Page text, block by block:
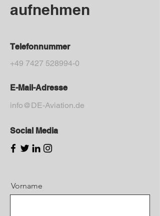
aufnehmen
Telefonnummer
+49 7427 528994-0
E-Mail-Adresse
info@DE-Aviation.de
Social Media
Vorname